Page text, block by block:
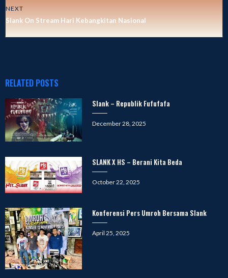
NEXT
Slank On Stream Hari Kebangkitan Nasional
RELATED POSTS
Slank – Republik Fufufafa
Posted
December 28, 2025
SLANK X HS – Berani Kita Beda
Posted
October 22, 2025
Konferensi Pers Umroh Bersama Slank
Posted
April 25, 2025